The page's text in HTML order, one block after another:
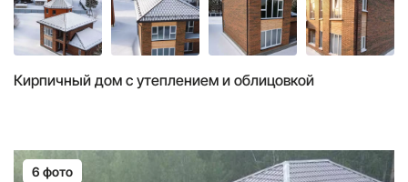
Кирпичный дом с утеплением и облицовкой
6